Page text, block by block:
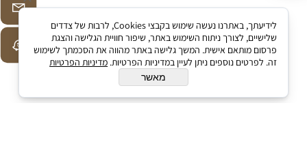
לידיעתך, באתרנו נעשה שימוש בקבצי Cookies, לרבות של צדדים
שלישיים, לצורך ניתוח השימוש באתר, שיפור חוויית הגלישה והצגת
פרסום מותאם אישית. המשך גלישה באתר מהווה את הסכמתך לשימוש
זה. לפרטים נוספים ניתן לעיין במדיניות הפרטיות. מדיניות הפרטיות
מאשר